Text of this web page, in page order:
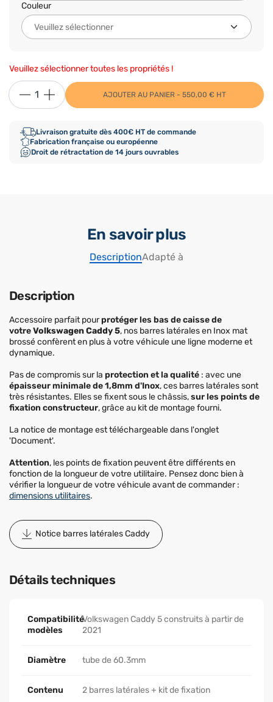
Couleur
Veuillez sélectionner toutes les propriétés !
AJOUTER AU PANIER - 550,00 € HT
Livraison gratuite dès 400€ HT de commande
Fabrication française ou européenne
Droit de rétractation de 14 jours ouvrables
En savoir plus
DescriptionAdapté à
Description
Accessoire parfait pourprotéger les bas de caisse de
votreVolkswagen Caddy 5, nos barres latérales en Inox mat
brossé confèrent en plus à votre véhicule une ligne moderne et
dynamique.
Pas de compromis sur la protection et la qualité : avec une
épaisseur minimale de 1,8mm d'Inox, ces barres latérales sont
très résistantes. Elles se fixent sous le châssis,sur les points de
fixation constructeur, grâce au kit de montage fourni.
La notice de montage est téléchargeable dans l'onglet
'Document'.
Attention, les points de fixation peuvent être différents en
fonction de la longueur de votre utilitaire. Pensez donc bien à
vérifier la longueur de votre véhicule avant de commander :
dimensions utilitaires.
Notice barres latérales Caddy
Détails techniques
Compatibilité
modèles
Volkswagen Caddy 5 construits à partir de
2021
Diamètre tube de 60.3mm
Contenu 2 barres latérales + kit de fixation